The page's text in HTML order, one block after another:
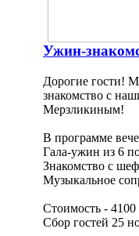
Ужин-
Дорогие гости!
знакомство с
Мерзликиным!
В программе
Гала-ужин из 6
Знакомство с
Музыкальное
Стоимость - 4100
Сбор гостей 25